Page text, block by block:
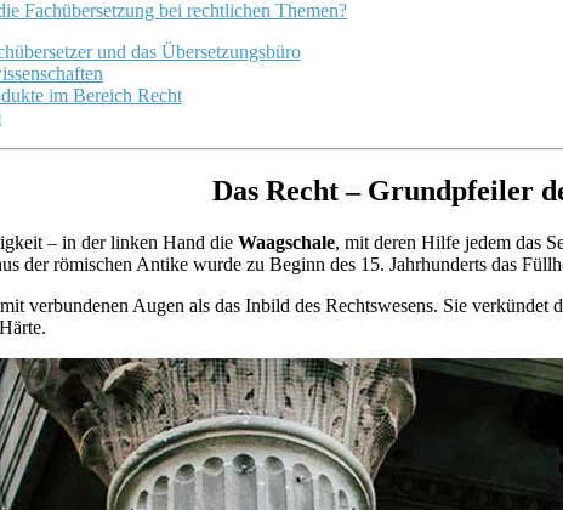
Fachübersetzung bei rechtlichen Themen?
und das Übersetzungsbüro
im Bereich Recht
Das Recht – Grundpfeiler
– in der linken Hand die Waagschale, mit deren Hilfe jedem das
der römischen Antike wurde zu Beginn des 15. Jahrhunderts das
verbundenen Augen als das Inbild des Rechtswesens. Sie verkündet